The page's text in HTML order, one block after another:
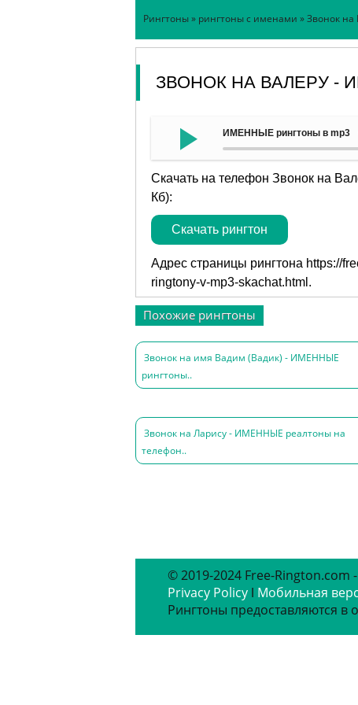
Рингтоны» рингтоны с именами » Звонок
ЗВОНОК НА ВАЛЕРУ -
ИМЕННЫЕ рингтоны в mp3 -
Скачать на телефон Звонок на
Кб):
Скачать рингтон
Адрес страницы рингтона https://
ringtony-v-mp3-skachat.html .
Похожие рингтоны
Звонок на имя Вадим (Вадик) - ИМЕННЫЕ
рингтоны..
Звонок на Ларису - ИМЕННЫЕ реалтоны на
телефон..
© 2019-2024 Free-Rington.com
Privacy Policy ǀ Мобильная
Рингтоны предоставляются в